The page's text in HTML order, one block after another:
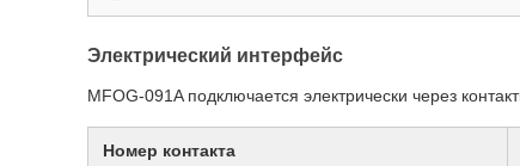
Электрический интерфейс
MFOG-091A подключается электрически через
Номер контакта